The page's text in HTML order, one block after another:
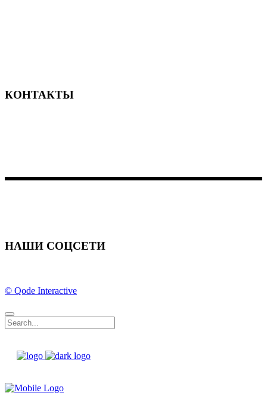
КОНТАКТЫ
НАШИ СОЦСЕТИ
© Qode Interactive